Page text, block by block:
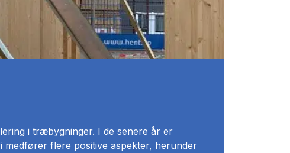
i træbygninger. I de senere år er
flere positive aspekter, herunder